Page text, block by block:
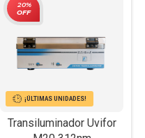
¡ÚLTIMAS UNIDADES!
20%
OFF
Transiluminador Uvifor